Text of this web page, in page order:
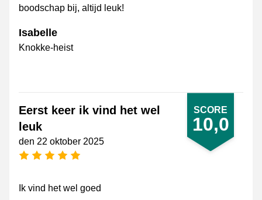
boodschap bij, altijd leuk!
Isabelle
Knokke-heist
SCORE
10,0
Eerst keer ik vind het wel
leuk
den 22 oktober 2025
[_General:NumberOfStarsPluralFormat]
Ik vind het wel goed